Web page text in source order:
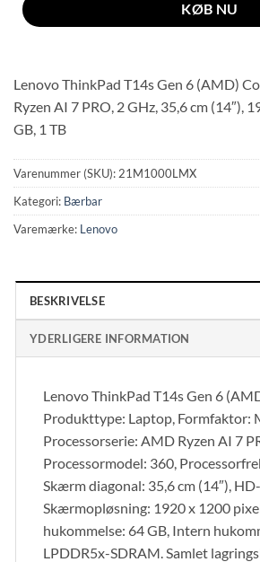
KØB NU
Lenovo ThinkPad T14s Gen 6 (AMD)
Ryzen AI 7 PRO, 2 GHz, 35,6 cm (14″),
GB, 1 TB
Varenummer (SKU): 21M1000LMX
Kategori: Bærbar
Varemærke: Lenovo
BESKRIVELSE
YDERLIGERE INFORMATION
Lenovo ThinkPad T14s Gen 6
Produkttype: Laptop, Formfaktor:
Processorserie: AMD Ryzen AI 7
Processormodel: 360,
Skærm diagonal: 35,6 cm (14″),
Skærmopløsning: 1920 x 1200
hukommelse: 64 GB, Intern
LPDDR5x-SDRAM. Samlet